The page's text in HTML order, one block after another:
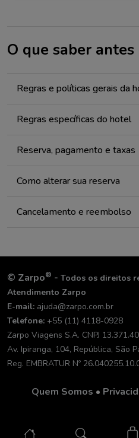
O que saber
Regras e políticas gerais da
Regras específicas do hotel
Reserva, pagamento e taxas
Como alterar sua reserva
Cancelamento e reembolso
© Zarpo® - Todos os direitos
Atendimento Zarpo
E-mail: ajuda@zarpo.com.br
Telefone: +55 (11) 4118-0928
Zarpo Viagens S.A. CNPJ
Av. Ipiranga, 104, República, São
Reg. EMBRATUR Nº
Quem Somos •